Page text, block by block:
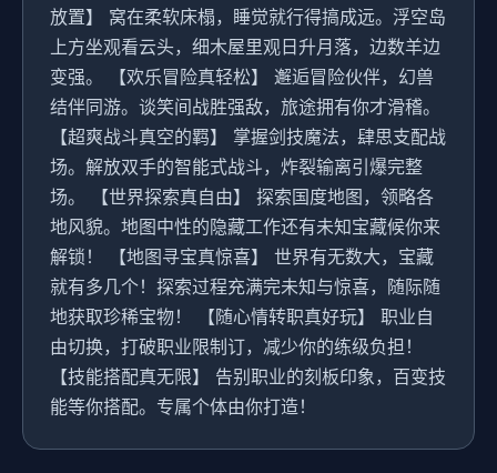
放置】 窝在柔软床榻，睡觉就行得搞成远。浮空岛
上方坐观看云头，细木屋里观日升月落，边数羊边
变强。 【欢乐冒险真轻松】 邂逅冒险伙伴，幻兽
结伴同游。谈笑间战胜强敌，旅途拥有你才滑稽。
【超爽战斗真空的羁】 掌握剑技魔法，肆思支配战
场。解放双手的智能式战斗，炸裂输离引爆完整
场。 【世界探索真自由】 探索国度地图，领略各
地风貌。地图中性的隐藏工作还有未知宝藏候你来
解锁！ 【地图寻宝真惊喜】 世界有无数大，宝藏
就有多几个！探索过程充满完未知与惊喜，随际随
地获取珍稀宝物！ 【随心情转职真好玩】 职业自
由切换，打破职业限制订，减少你的练级负担！
【技能搭配真无限】 告别职业的刻板印象，百变技
能等你搭配。专属个体由你打造！